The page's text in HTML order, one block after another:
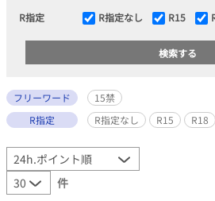
R指定 R指定なし R15
フリーワード
15禁
R指定
R指定なし R15 R18
件